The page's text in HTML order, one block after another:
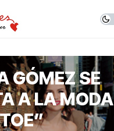
GÓMEZ SE
A LA MODA